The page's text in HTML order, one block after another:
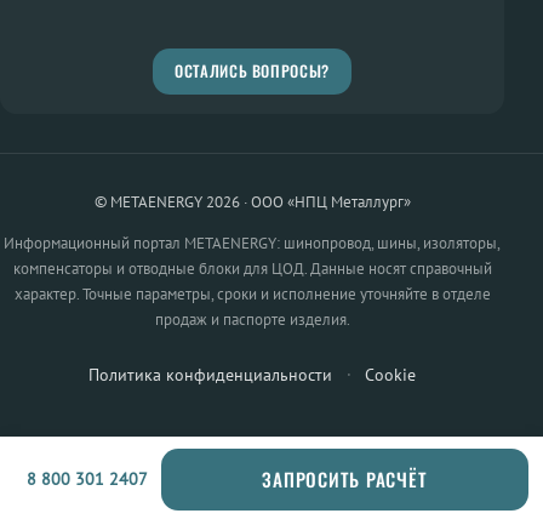
ОСТАЛИСЬ ВОПРОСЫ?
© METAENERGY 2026 · ООО «НПЦ Металлург»
Информационный портал METAENERGY: шинопровод, шины, изоляторы,
компенсаторы и отводные блоки для ЦОД. Данные носят справочный
характер. Точные параметры, сроки и исполнение уточняйте в отделе
продаж и паспорте изделия.
Политика конфиденциальности · Cookie
8 800 301 2407 ЗАПРОСИТЬ РАСЧЁТ